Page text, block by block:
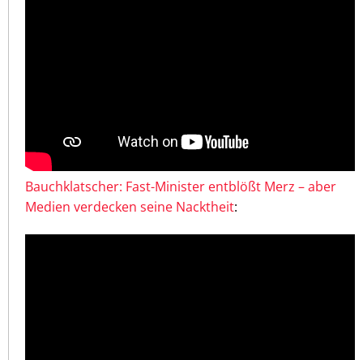
Bauchklatscher: Fast-Minister entblößt Merz – aber
Medien verdecken seine Nacktheit: